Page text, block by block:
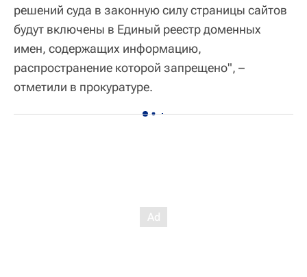
решений суда в законную силу страницы сайтов
будут включены в Единый реестр доменных
имен, содержащих информацию,
распространение которой запрещено", –
отметили в прокуратуре.